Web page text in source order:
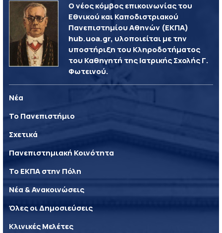
Ο νέος κόμβος επικοινωνίας του
Εθνικού και Καποδιστριακού
Πανεπιστημίου Αθηνών (ΕΚΠΑ)
hub.uoa.gr, υλοποιείται με την
υποστήριξη του Κληροδοτήματος
του Καθηγητή της Ιατρικής Σχολής Γ.
Φωτεινού.
Νέα
Το Πανεπιστήμιο
Σχετικά
Πανεπιστημιακή Κοινότητα
Το ΕΚΠΑ στην Πόλη
Νέα & Ανακοινώσεις
Όλες οι Δημοσιεύσεις
Κλινικές Μελέτες